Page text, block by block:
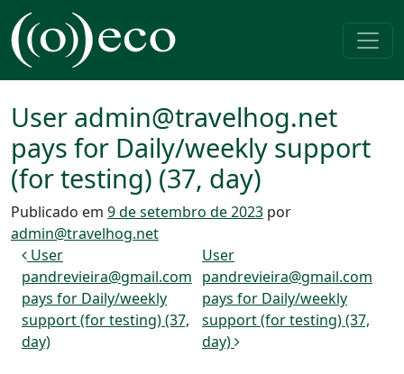
Pular para o conteúdo
Navegação principal
User admin@travelhog.net
pays for Daily/weekly support
(for testing) (37, day)
Publicado em 9 de setembro de 2023 por
admin@travelhog.net
Navegação de post
User
pandrevieira@gmail.com
pays for Daily/weekly
support (for testing) (37,
day)
User
pandrevieira@gmail.com
pays for Daily/weekly
support (for testing) (37,
day)